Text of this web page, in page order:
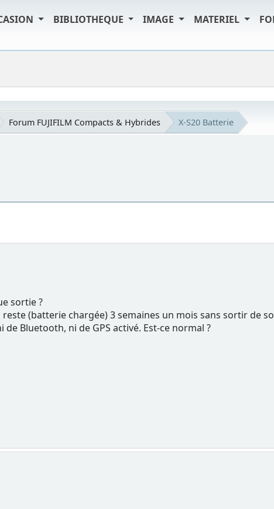
BIBLIOTHEQUE IMAGE MATERIEL
Forum FUJIFILM Compacts & Hybrides X-S20 Batterie
sortie ?
(batterie chargée) 3 semaines un mois sans sortir de
Bluetooth, ni de GPS activé. Est-ce normal ?